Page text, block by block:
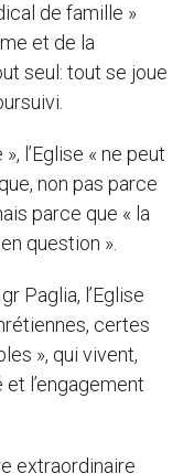
de famille »
et de la
seul: tout se joue
l’Eglise « ne peut
non pas parce
parce que « la
question ».
Paglia, l’Eglise
certes
», qui vivent,
l’engagement
extraordinaire